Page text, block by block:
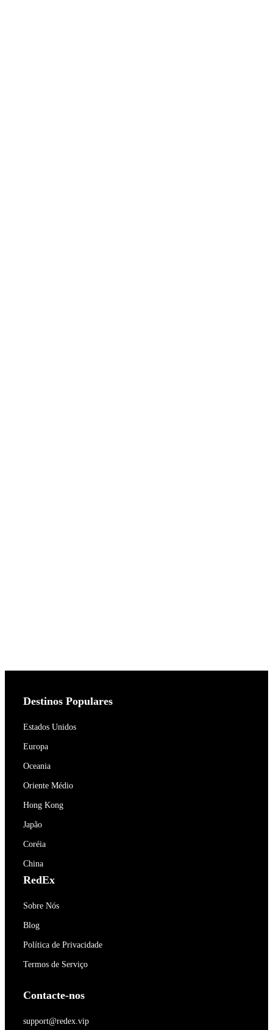
Destinos Populares
Estados Unidos
Europa
Oceania
Oriente Médio
Hong Kong
Japão
Coréia
China
RedEx
Sobre Nós
Blog
Política de Privacidade
Termos de Serviço
Contacte-nos
support@redex.vip